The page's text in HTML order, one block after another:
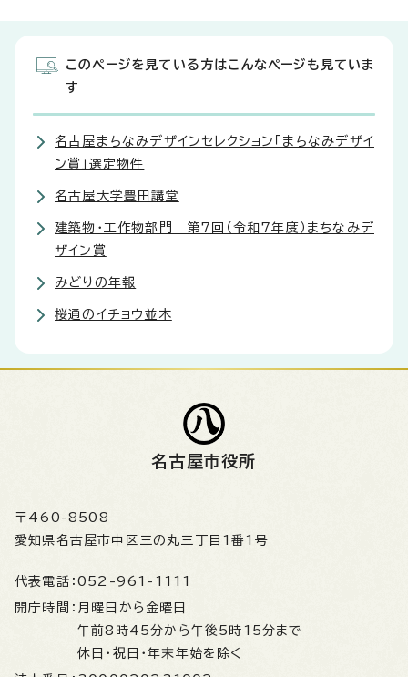
このページを見ている方はこんなページも見ていま
す
名古屋まちなみデザインセレクション「まちなみデザイ
ン賞」選定物件
名古屋大学豊田講堂
建築物・工作物部門 第7回（令和7年度）まちなみデ
ザイン賞
みどりの年報
桜通のイチョウ並木
名古屋市役所
〒460-8508
愛知県名古屋市中区三の丸三丁目1番1号
代表電話： 052-961-1111
開庁時間： 月曜日から金曜日
午前8時45分から午後5時15分まで
休日・祝日・年末年始を除く